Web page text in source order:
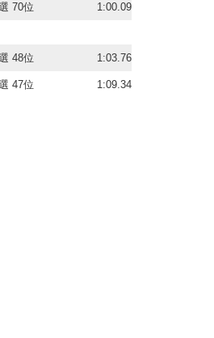
70位 1:00.09
48位 1:03.76
47位 1:09.34